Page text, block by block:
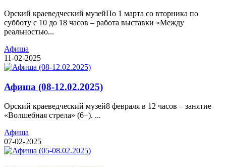
Орский краеведческий музейПо 1 марта со вторника по
субботу с 10 до 18 часов – работа выставки «Между
реальностью...
Афиша
11-02-2025
Афиша (08-12.02.2025)
Орский краеведческий музей8 февраля в 12 часов – занятие
«Волшебная стрела» (6+). ...
Афиша
07-02-2025